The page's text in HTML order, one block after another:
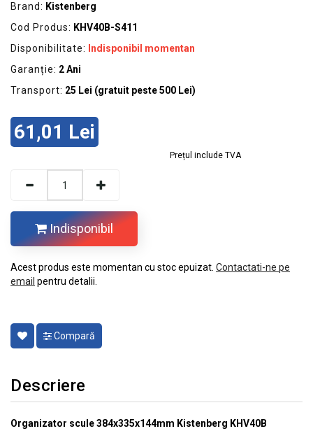
Brand: Kistenberg
Cod Produs: KHV40B-S411
Disponibilitate:
Indisponibil momentan
Garanție: 2 Ani
Transport: 25 Lei (gratuit peste 500 Lei)
61,01 Lei
Prețul include TVA
Indisponibil
Acest produs este momentan cu stoc epuizat. Contactati-ne pe
email pentru detalii.
Compară
Descriere
Organizator scule 384x335x144mm Kistenberg KHV40B